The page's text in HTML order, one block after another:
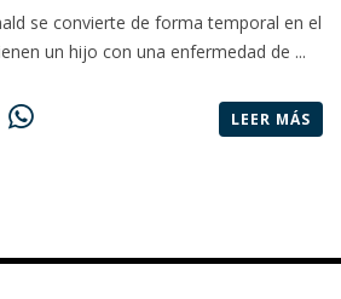
se convierte de forma temporal en el
un hijo con una enfermedad de ...
LEER MÁS